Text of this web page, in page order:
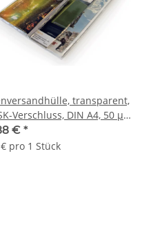
transparent,
Verschluss, DIN A4, 50 µ
x 310 mm (Offene Seite x
= 2000 Stk.
€ *
pro 1 Stück